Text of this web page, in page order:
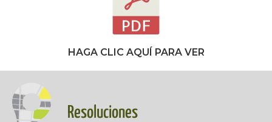
HAGA CLIC AQUÍ PARA VER
Resoluciones